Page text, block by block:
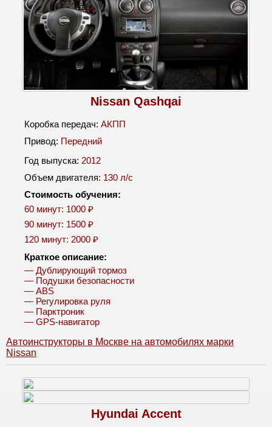
Nissan Qashqai
Коробка передач: АКПП
Привод: Передний
Год выпуска: 2012
Объем двигателя: 130 л/c
Стоимость обучения:
60 минут: 1000 ₽
90 минут: 1500 ₽
120 минут: 2000 ₽
Краткое описание:
— Дублирующий тормоз
— Подушки безопасности
— ABS
— Регулировка руля
— Парктроник
— GPS-навигатор
Автоинструкторы в Москве на автомобилях марки
Nissan
Hyundai Accent